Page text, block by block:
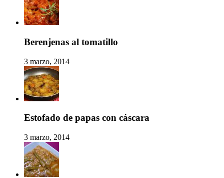
Berenjenas al tomatillo
3 marzo, 2014
Estofado de papas con cáscara
3 marzo, 2014